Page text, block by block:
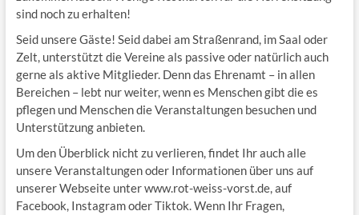
sind noch zu erhalten!
Seid unsere Gäste! Seid dabei am Straßenrand, im Saal oder
Zelt, unterstützt die Vereine als passive oder natürlich auch
gerne als aktive Mitglieder. Denn das Ehrenamt – in allen
Bereichen – lebt nur weiter, wenn es Menschen gibt die es
pflegen und Menschen die Veranstaltungen besuchen und
Unterstützung anbieten.
Um den Überblick nicht zu verlieren, findet Ihr auch alle
unsere Veranstaltungen oder Informationen über uns auf
unserer Webseite unter www.rot-weiss-vorst.de, auf
Facebook, Instagram oder Tiktok. Wenn Ihr Fragen,